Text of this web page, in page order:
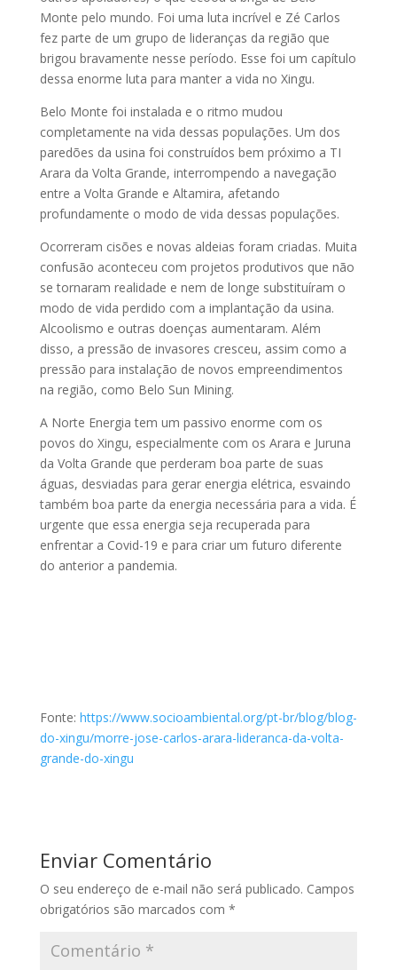
Monte pelo mundo. Foi uma luta incrível e Zé Carlos
fez parte de um grupo de lideranças da região que
brigou bravamente nesse período. Esse foi um capítulo
dessa enorme luta para manter a vida no Xingu.
Belo Monte foi instalada e o ritmo mudou
completamente na vida dessas populações. Um dos
paredões da usina foi construídos bem próximo a TI
Arara da Volta Grande, interrompendo a navegação
entre a Volta Grande e Altamira, afetando
profundamente o modo de vida dessas populações.
Ocorreram cisões e novas aldeias foram criadas. Muita
confusão aconteceu com projetos produtivos que não
se tornaram realidade e nem de longe substituíram o
modo de vida perdido com a implantação da usina.
Alcoolismo e outras doenças aumentaram. Além
disso, a pressão de invasores cresceu, assim como a
pressão para instalação de novos empreendimentos
na região, como Belo Sun Mining.
A Norte Energia tem um passivo enorme com os
povos do Xingu, especialmente com os Arara e Juruna
da Volta Grande que perderam boa parte de suas
águas, desviadas para gerar energia elétrica, esvaindo
também boa parte da energia necessária para a vida. É
urgente que essa energia seja recuperada para
enfrentar a Covid-19 e para criar um futuro diferente
do anterior a pandemia.
Fonte: https://www.socioambiental.org/pt-br/blog/blog-
do-xingu/morre-jose-carlos-arara-lideranca-da-volta-
grande-do-xingu
Enviar Comentário
O seu endereço de e-mail não será publicado. Campos
obrigatórios são marcados com *